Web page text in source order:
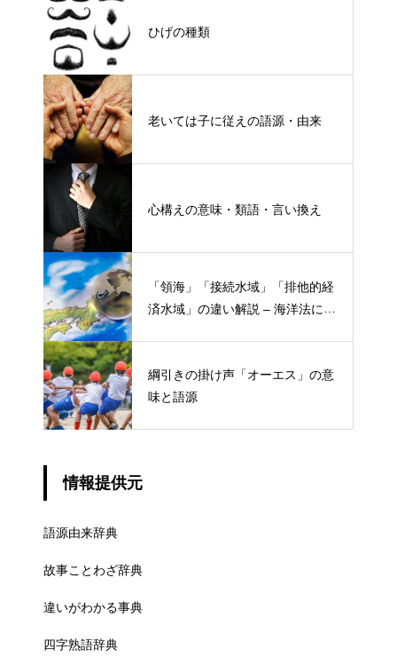
ひげの種類
老いては子に従えの語源・由来
心構えの意味・類語・言い換え
「領海」「接続水域」「排他的経
済水域」の違い解説 – 海洋法にお
綱引きの掛け声「オーエス」の意
味と語源
情報提供元
語源由来辞典
故事ことわざ辞典
違いがわかる事典
四字熟語辞典